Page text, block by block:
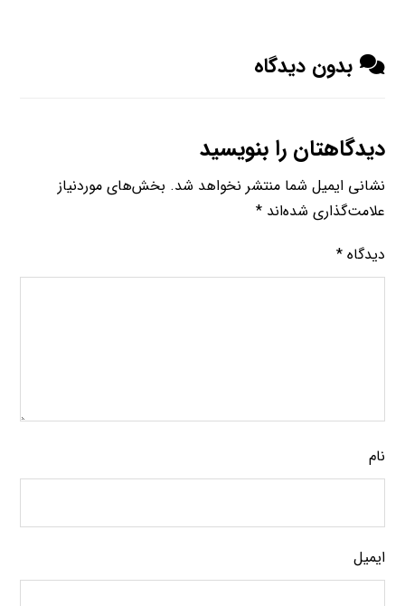
بدون دیدگاه
دیدگاهتان را بنویسید
نشانی ایمیل شما منتشر نخواهد شد. بخش‌های موردنیاز
علامت‌گذاری شده‌اند*
دیدگاه*
نام
ایمیل